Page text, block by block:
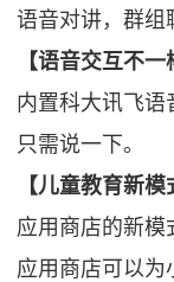
语音对讲，群组
【语音交互不一
内置科大讯飞语
只需说一下。
【儿童教育新模
应用商店的新模
应用商店可以为